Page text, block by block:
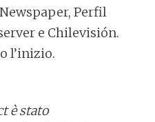
Perfil
e Chilevisión.
l’inizio.
è stato